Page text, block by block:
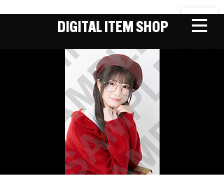
DIGITAL ITEM SHOP